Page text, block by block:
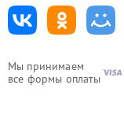
Мы принимаем
все формы оплаты